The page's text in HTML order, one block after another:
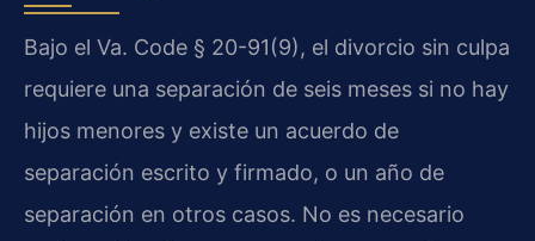
Bajo el Va. Code § 20-91(9), el divorcio sin culpa
requiere una separación de seis meses si no hay
hijos menores y existe un acuerdo de
separación escrito y firmado, o un año de
separación en otros casos. No es necesario